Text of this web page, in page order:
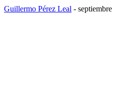
Guillermo Pérez Leal -